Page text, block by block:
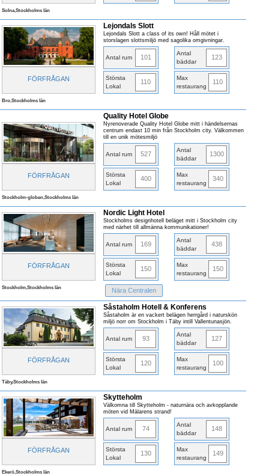
Solna,Stockholms län
FÖRFRÅGAN
Lejondals Slott
Lejondals Slott a class of its own! Håll mötet i
storslagen slottsmiljö med sagolika omgivningar.
Antal rum 101
Antal
bäddar
123
Största
Lokal
110
Max
restaurang
110
Bro,Stockholms län
FÖRFRÅGAN
Quality Hotel Globe
Nyrenoverade Quality Hotel Globe mitt i händelsernas
centrum endast 10 min från Stockholm city. Välkommen
till en unik mötesmiljö
Antal rum 527
Antal
bäddar
1300
Största
Lokal
400
Max
restaurang
340
Stockholm-globen,Stockholms län
FÖRFRÅGAN
Nordic Light Hotel
Stockholms designhotell beläget mitt i Stockholm city
med närhet till allmänna kommunikationer!
Antal rum 169
Antal
bäddar
438
Största
Lokal
150
Max
restaurang
150
Stockholm,Stockholms län Nära Centralen
FÖRFRÅGAN
Såstaholm Hotell & Konferens
Såstaholm är en vackert belägen herrgård i naturskön
miljö norr om Stockholm i Täby intill Vallentunasjön.
Antal rum 93
Antal
bäddar
127
Största
Lokal
120
Max
restaurang
100
Täby,Stockholms län
FÖRFRÅGAN
Skytteholm
Välkomna till Skytteholm - naturnära och avkopplande
möten vid Mälarens strand!
Antal rum 74
Antal
bäddar
148
Största
Lokal
130
Max
restaurang
149
Ekerö,Stockholms län